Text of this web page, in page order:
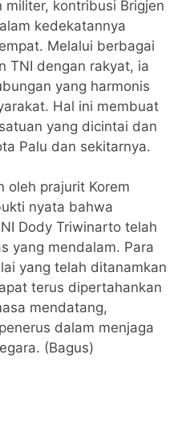
militer, kontribusi Brigjen
kedekatannya
Melalui berbagai
TNI dengan rakyat, ia
yang harmonis
Hal ini membuat
yang dicintai dan
Palu dan sekitarnya.
oleh prajurit Korem
nyata bahwa
Dody Triwinarto telah
yang mendalam. Para
yang telah ditanamkan
terus dipertahankan
mendatang,
dalam menjaga
(Bagus)